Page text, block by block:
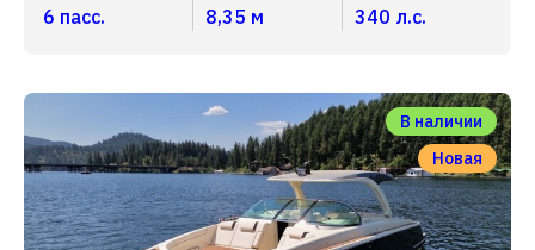
6 пасс. 8,35 м 340 л.с.
В наличии
Новая